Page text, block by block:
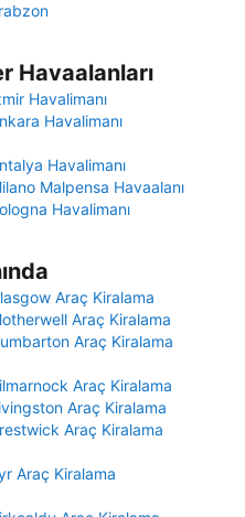
Havaalanları
Havalimanı
Havalimanı
Havalimanı
Malpensa Havaalanı
Havalimanı
Araç Kiralama
Araç Kiralama
Araç Kiralama
Araç Kiralama
Araç Kiralama
Araç Kiralama
Araç Kiralama